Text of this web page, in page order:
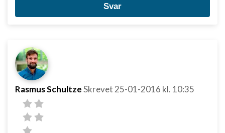
Svar
Rasmus SchultzeSkrevet 25-01-2016 kl. 10:35